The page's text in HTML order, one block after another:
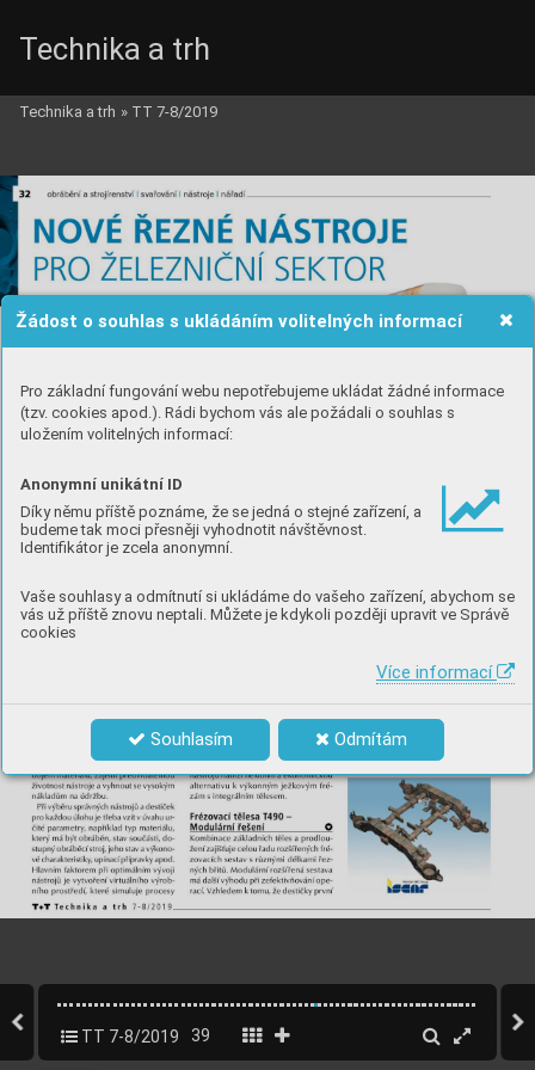
Žádost o souhlas s ukládáním volitelných informací
Pro základní fungování webu nepotřebujeme ukládat žádné informace
(tzv. cookies apod.). Rádi bychom vás ale požádali o souhlas s
uložením volitelných informací:
Anonymní unikátní ID
Díky němu příště poznáme, že se jedná o stejné zařízení, a
budeme tak moci přesněji vyhodnotit návštěvnost.
Identifikátor je zcela anonymní.
Vaše souhlasy a odmítnutí si ukládáme do vašeho zařízení, abychom se
vás už příště znovu neptali. Můžete je kdykoli později upravit ve Správě
cookies
Více informací
Souhlasím Odmítám
Technika a trh
Technika a trh » TT 7-8/2019
TT 7-8/2019 39